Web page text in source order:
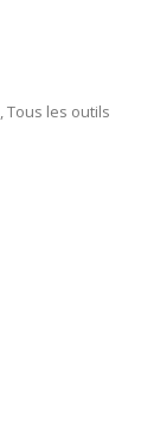
,Tous les outils